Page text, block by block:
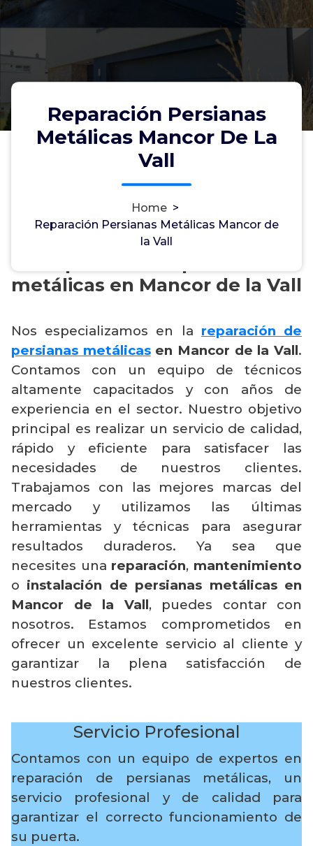
Reparación Persianas
Metálicas Mancor De La
Vall
Home >
Reparación Persianas Metálicas Mancor de
la Vall
metálicas en Mancor de la Vall
Nos especializamos en la reparación de
persianas metálicasen Mancor de la Vall.
Contamos con un equipo de técnicos
altamente capacitados y con años de
experiencia en el sector. Nuestro objetivo
principal es realizar un servicio de calidad,
rápido y eficiente para satisfacer las
necesidades de nuestros clientes.
Trabajamos con las mejores marcas del
mercado y utilizamos las últimas
herramientas y técnicas para asegurar
resultados duraderos. Ya sea que
necesites una reparación, mantenimiento
o instalación de persianas metálicas en
Mancor de la Vall, puedes contar con
nosotros. Estamos comprometidos en
ofrecer un excelente servicio al cliente y
garantizar la plena satisfacción de
nuestros clientes.
Servicio Profesional
Contamos con un equipo de expertos en
reparación de persianas metálicas, un
servicio profesional y de calidad para
garantizar el correcto funcionamiento de
su puerta.